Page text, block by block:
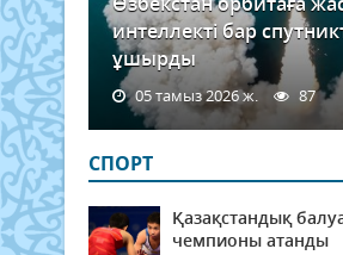
интеллекті бар
ұшырды
05 тамыз 2026 ж. 87
СПОРТ
Қазақстандық
чемпионы атанды